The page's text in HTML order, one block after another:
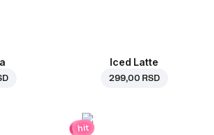
Iced Latte
299,00 RSD
hit